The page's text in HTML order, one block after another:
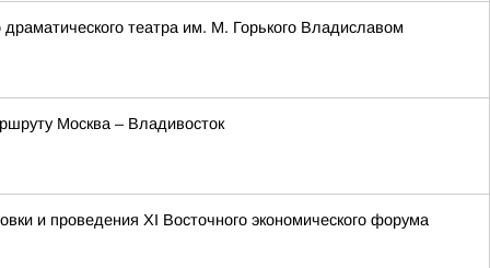
театра им. М. Горького Владиславом
Москва – Владивосток
и проведения XI Восточного экономического форума